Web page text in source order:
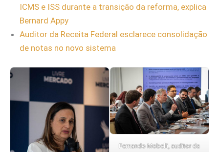
ICMS e ISS durante a transição da reforma, explica
Bernard Appy
Auditor da Receita Federal esclarece consolidação
de notas no novo sistema
Fernando Mobelli, auditor da